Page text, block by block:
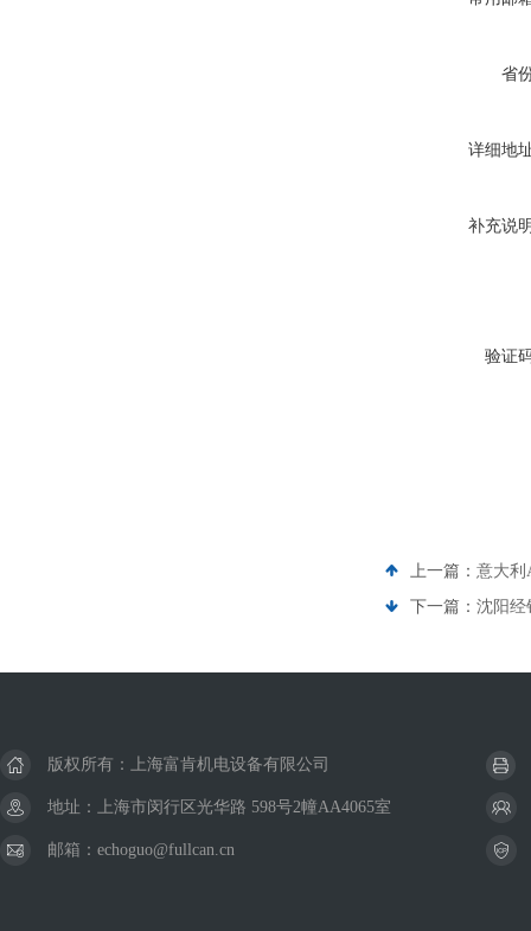
省
详细地
补充说
验证
上一篇： 意大利
下一篇： 沈阳经
版权所有：上海富肯机电设备有限公司
地址：上海市闵行区光华路 598号2幢AA4065室
邮箱：echoguo@fullcan.cn